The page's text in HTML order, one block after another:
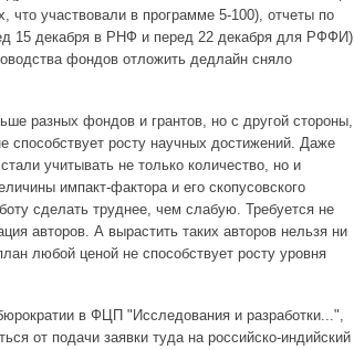
участвовали в программе 5-100), отчеты по
15 декабря в РНФ и перед 22 декабря для РФФИ)
фондов отложить дедлайн сняло
разных фондов и грантов, но с другой стороны,
способствует росту научных достижений. Даже
учитывать не только количество, но и
импакт-фактора и его скопусовского
сделать труднее, чем слабую. Требуется не
авторов. А вырастить таких авторов нельзя ни
любой ценой не способствует росту уровня
в ФЦП "Исследования и разработки...",
от подачи заявки туда на российско-индийский